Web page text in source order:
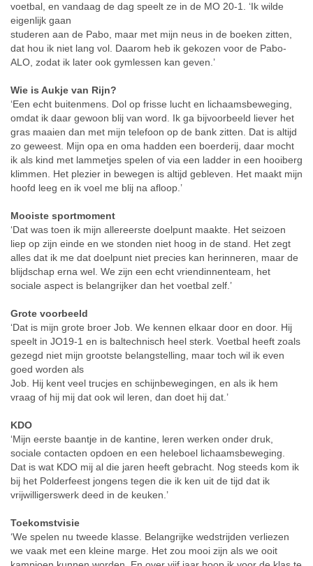
voetbal, en vandaag de dag speelt ze in de MO 20-1. ‘Ik wilde
eigenlijk gaan
studeren aan de Pabo, maar met mijn neus in de boeken zitten,
dat hou ik niet lang vol. Daarom heb ik gekozen voor de Pabo-
ALO, zodat ik later ook gymlessen kan geven.’
Wie is Aukje van Rijn?
‘Een echt buitenmens. Dol op frisse lucht en lichaamsbeweging,
omdat ik daar gewoon blij van word. Ik ga bijvoorbeeld liever het
gras maaien dan met mijn telefoon op de bank zitten. Dat is altijd
zo geweest. Mijn opa en oma hadden een boerderij, daar mocht
ik als kind met lammetjes spelen of via een ladder in een hooiberg
klimmen. Het plezier in bewegen is altijd gebleven. Het maakt mijn
hoofd leeg en ik voel me blij na afloop.’
Mooiste sportmoment
‘Dat was toen ik mijn allereerste doelpunt maakte. Het seizoen
liep op zijn einde en we stonden niet hoog in de stand. Het zegt
alles dat ik me dat doelpunt niet precies kan herinneren, maar de
blijdschap erna wel. We zijn een echt vriendinnenteam, het
sociale aspect is belangrijker dan het voetbal zelf.’
Grote voorbeeld
‘Dat is mijn grote broer Job. We kennen elkaar door en door. Hij
speelt in JO19-1 en is baltechnisch heel sterk. Voetbal heeft zoals
gezegd niet mijn grootste belangstelling, maar toch wil ik even
goed worden als
Job. Hij kent veel trucjes en schijnbewegingen, en als ik hem
vraag of hij mij dat ook wil leren, dan doet hij dat.’
KDO
‘Mijn eerste baantje in de kantine, leren werken onder druk,
sociale contacten opdoen en een heleboel lichaamsbeweging.
Dat is wat KDO mij al die jaren heeft gebracht. Nog steeds kom ik
bij het Polderfeest jongens tegen die ik ken uit de tijd dat ik
vrijwilligerswerk deed in de keuken.’
Toekomstvisie
‘We spelen nu tweede klasse. Belangrijke wedstrijden verliezen
we vaak met een kleine marge. Het zou mooi zijn als we ooit